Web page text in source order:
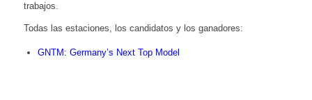
trabajos.
Todas las estaciones, los candidatos y los ganadores:
GNTM: Germany’s Next Top Model